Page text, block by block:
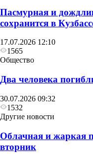
Пасмурная и
сохранится в
17.07.2026 12:10
1565
Общество
Два человека
30.07.2026 09:32
1532
Другие новости
Облачная и жаркая
вторник